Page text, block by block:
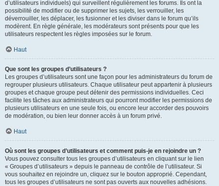
d’utilisateurs individuels) qui surveillent régulièrement les forums. Ils ont la
possibilité de modifier ou de supprimer les sujets, les verrouiller, les
déverrouiller, les déplacer, les fusionner et les diviser dans le forum qu’ils
modèrent. En règle générale, les modérateurs sont présents pour que les
utilisateurs respectent les règles imposées sur le forum.
Haut
Que sont les groupes d’utilisateurs ?
Les groupes d’utilisateurs sont une façon pour les administrateurs du forum de
regrouper plusieurs utilisateurs. Chaque utilisateur peut appartenir à plusieurs
groupes et chaque groupe peut détenir des permissions individuelles. Ceci
facilite les tâches aux administrateurs qui pourront modifier les permissions de
plusieurs utilisateurs en une seule fois, ou encore leur accorder des pouvoirs
de modération, ou bien leur donner accès à un forum privé.
Haut
Où sont les groupes d’utilisateurs et comment puis-je en rejoindre un ?
Vous pouvez consulter tous les groupes d’utilisateurs en cliquant sur le lien
« Groupes d’utilisateurs » depuis le panneau de contrôle de l’utilisateur. Si
vous souhaitez en rejoindre un, cliquez sur le bouton approprié. Cependant,
tous les groupes d’utilisateurs ne sont pas ouverts aux nouvelles adhésions.